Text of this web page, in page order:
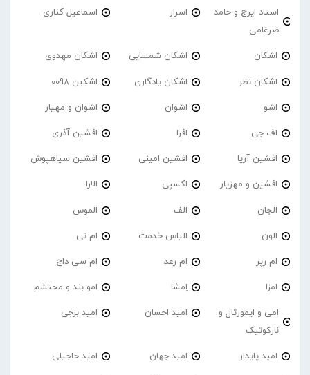
استاد ایرج و حامد
ضرغامی
اسرار اسماعیل کناری
اشکان اشکان شمسایی اشکان مهدوی
اشکان نظر اشکان یادگاری اشکین 0098
اشو اشوان اشوان و مهیار
اف جی افرا افشین آذری
افشین آریا افشین امینی افشین سیاهپوش
افشین و مهزیار اکسپی الارا
الجان الف الموس
الون الیاس خدمت ام تی
ام رپر اِم رعد ام سی داج
امزا اِمشا امو بند و محتشم
امی و ایمورتال و
نارکوتیک
امید احسان امید برجی
امید پایدار امید جهان امید حاجیلی